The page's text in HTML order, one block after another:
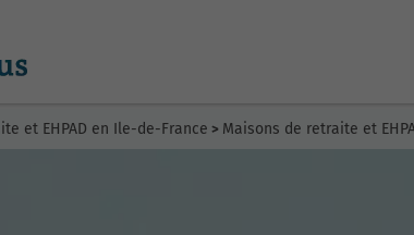
et EHPAD en Ile-de-France > Maisons de retraite et